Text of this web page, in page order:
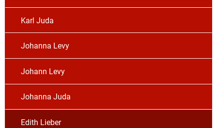
Karl Juda
Johanna Levy
Johann Levy
Johanna Juda
Edith Lieber